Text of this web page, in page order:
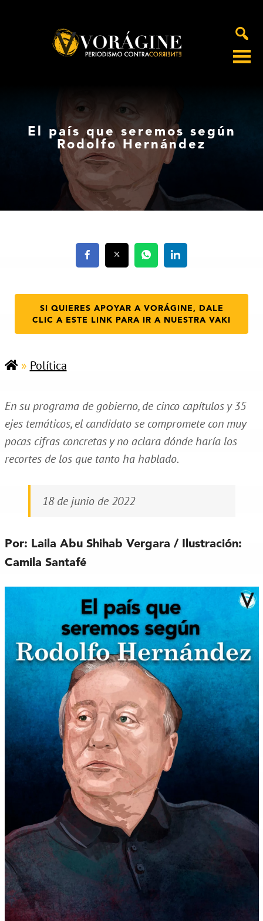
El país que seremos según
Rodolfo Hernández
SI QUIERES APOYAR A VORÁGINE, DALE
CLIC A ESTE LINK PARA IR A NUESTRA VAKI
» Política
En su programa de gobierno, de cinco capítulos y 35
ejes temáticos, el candidato se compromete con muy
pocas cifras concretas y no aclara dónde haría los
recortes de los que tanto ha hablado.
18 de junio de 2022
Por: Laila Abu Shihab Vergara / Ilustración:
Camila Santafé